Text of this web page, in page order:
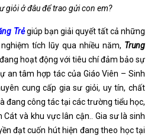
giỏi ở đâu để trao gửi con em?
Trẻgiúp bạn giải quyết tất cả những
tích lũy qua nhiều năm, Trung
hoạt động với tiêu chí đảm bảo sự
an tâm hợp tác của Giáo Viên – Sinh
cung cấp gia sư giỏi, uy tín, chất
đang công tác tại các trường tiểu học,
Cát và khu vực lân cận.. Gia sư là sinh
đạt cuốn hút hiện đang theo học tại